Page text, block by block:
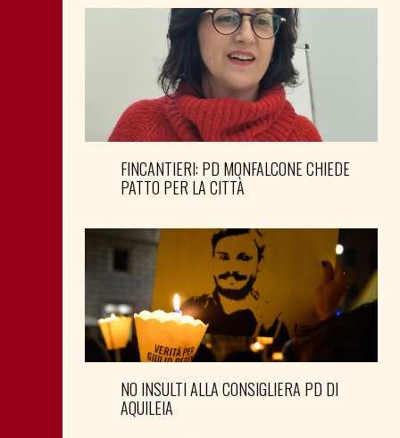
FINCANTIERI: PD MONFALCONE CHIEDE
PATTO PER LA CITTÀ
NO INSULTI ALLA CONSIGLIERA PD DI
AQUILEIA